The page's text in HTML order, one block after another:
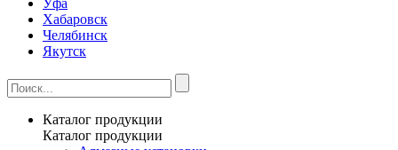
Уфа
Хабаровск
Челябинск
Якутск
Каталог продукции
Каталог продукции